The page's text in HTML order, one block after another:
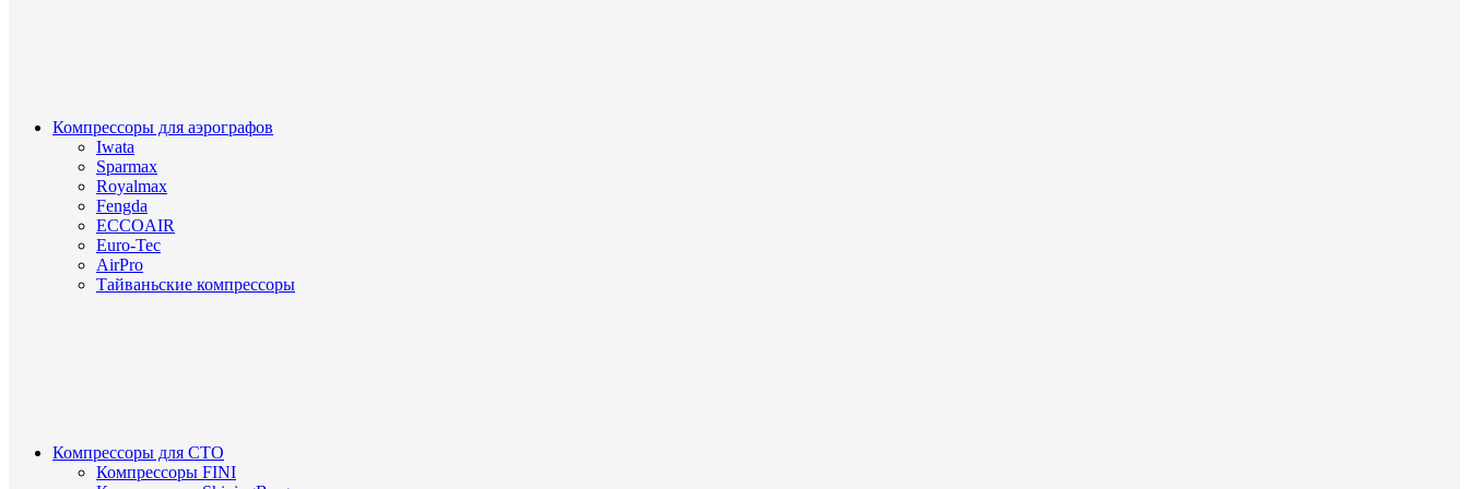
Компрессоры для аэрографов
Iwata
Sparmax
Royalmax
Fengda
ECCOAIR
Euro-Tec
AirPro
Тайваньские компрессоры
Компрессоры для СТО
Компрессоры FINI